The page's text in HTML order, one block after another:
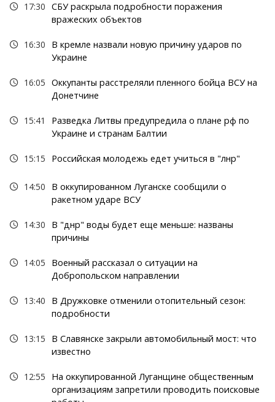
17:30 СБУ раскрыла подробности поражения
вражеских объектов
16:30
В кремле назвали новую причину ударов по
Украине
16:05 Оккупанты расстреляли пленного бойца ВСУ на
Донетчине
15:41
Разведка Литвы предупредила о плане рф по
Украине и странам Балтии
15:15 Российская молодежь едет учиться в "лнр"
14:50
В оккупированном Луганске сообщили о
ракетном ударе ВСУ
14:30
В "днр" воды будет еще меньше: названы
причины
14:05
Военный рассказал о ситуации на
Добропольском направлении
13:40
В Дружковке отменили отопительный сезон:
подробности
13:15
В Славянске закрыли автомобильный мост: что
известно
12:55
На оккупированной Луганщине общественным
организациям запретили проводить поисковые